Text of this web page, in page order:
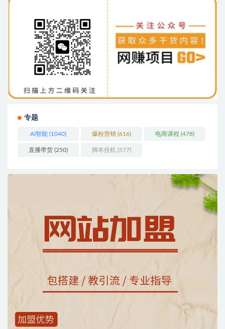
专题
AI智能 (1040) 爆粉营销 (616) 电商课程 (478)
直播带货 (250) 脚本挂机 (577)